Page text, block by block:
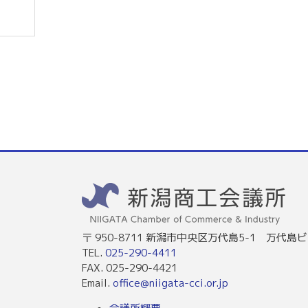
〒 950-8711 新潟市中央区万代島5-1 万代島
TEL. 025-290-4411
FAX. 025-290-4421
Email. office@niigata-cci.or.jp